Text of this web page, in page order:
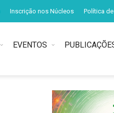
Inscrição nos Núcleos Política
EVENTOS